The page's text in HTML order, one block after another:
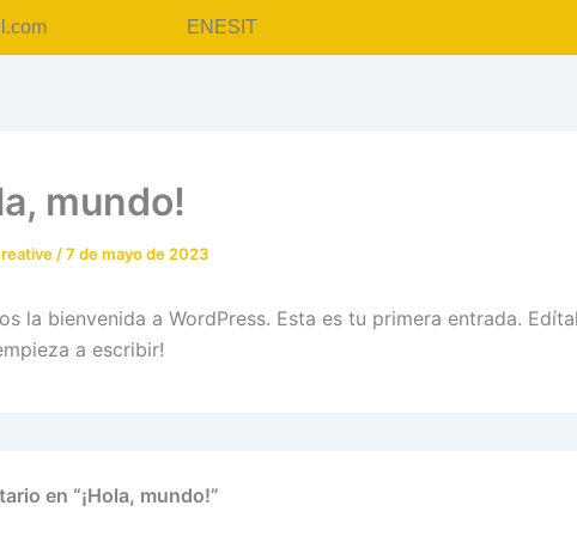
EN ES IT
mundo!
/7 de mayo de 2023
la bienvenida a WordPress. Esta es tu primera entrada.
a escribir!
en “¡Hola, mundo!”